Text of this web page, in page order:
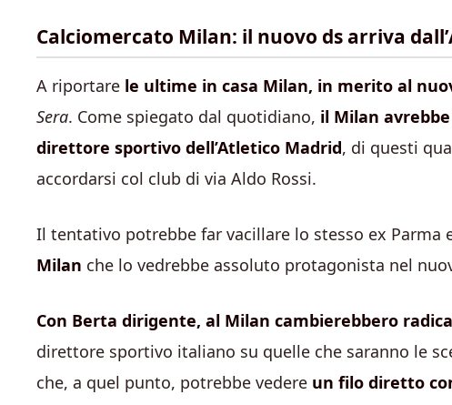
Calciomercato Milan: il nuovo ds arriva
A riportare le ultime in casa Milan, in merito al
Sera. Come spiegato dal quotidiano, il Milan
direttore sportivo dell’Atletico Madrid, di questi
accordarsi col club di via Aldo Rossi.
Il tentativo potrebbe far vacillare lo stesso ex Parma
Milan che lo vedrebbe assoluto protagonista nel
Con Berta dirigente, al Milan cambierebbero
direttore sportivo italiano su quelle che saranno le
che, a quel punto, potrebbe vedere un filo diretto